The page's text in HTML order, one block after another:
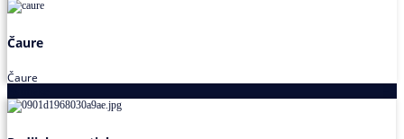
Čaure
Čaure